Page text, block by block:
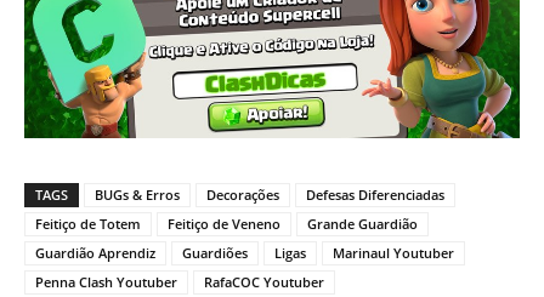
TAGS BUGs & Erros Decorações
Defesas Diferenciadas
Feitiço de Totem
Feitiço de Veneno
Grande Guardião
Guardião Aprendiz
Guardiões Ligas
Marinaul Youtuber
Penna Clash Youtuber
RafaCOC Youtuber